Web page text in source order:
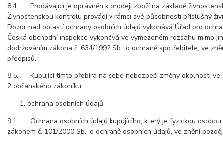
8.4. Prodávající je oprávněn k prodeji zboží na základě
Živnostenskou kontrolu provádí v rámci své působnosti příslušný
Dozor nad oblastí ochrany osobních údajů vykonává Úřad pro
Česká obchodní inspekce vykonává ve vymezeném rozsahu mimo
dodržováním zákona č. 634/1992 Sb., o ochraně spotřebitele, ve
předpisů.
8.5. Kupující tímto přebírá na sebe nebezpečí změny okolností ve
2 občanského zákoníku.
ochrana osobních údajů
9.1. Ochrana osobních údajů kupujícího, který je fyzickou
zákonem č. 101/2000 Sb., o ochraně osobních údajů, ve znění